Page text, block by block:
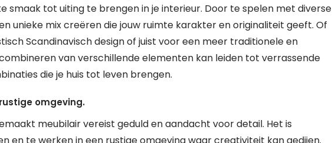
smaak tot uiting te brengen in je interieur. Door te spelen met diverse
unieke mix creëren die jouw ruimte karakter en originaliteit geeft. Of
Scandinavisch design of juist voor een meer traditionele en
van verschillende elementen kan leiden tot verrassende
die je huis tot leven brengen.
omgeving.
meubilair vereist geduld en aandacht voor detail. Het is